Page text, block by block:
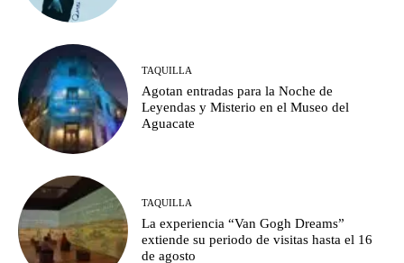
TAQUILLA
Agotan entradas para la Noche de
Leyendas y Misterio en el Museo del
Aguacate
TAQUILLA
La experiencia “Van Gogh Dreams”
extiende su periodo de visitas hasta el 16
de agosto